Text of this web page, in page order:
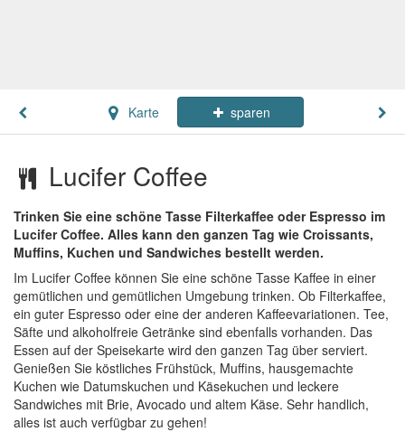
Karte sparen
Lucifer Coffee
Trinken Sie eine schöne Tasse Filterkaffee oder Espresso im
Lucifer Coffee. Alles kann den ganzen Tag wie Croissants,
Muffins, Kuchen und Sandwiches bestellt werden.
Im Lucifer Coffee können Sie eine schöne Tasse Kaffee in einer
gemütlichen und gemütlichen Umgebung trinken. Ob Filterkaffee,
ein guter Espresso oder eine der anderen Kaffeevariationen. Tee,
Säfte und alkoholfreie Getränke sind ebenfalls vorhanden. Das
Essen auf der Speisekarte wird den ganzen Tag über serviert.
Genießen Sie köstliches Frühstück, Muffins, hausgemachte
Kuchen wie Datumskuchen und Käsekuchen und leckere
Sandwiches mit Brie, Avocado und altem Käse. Sehr handlich,
alles ist auch verfügbar zu gehen!